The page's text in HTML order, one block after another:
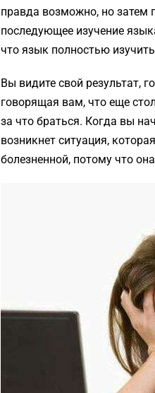
правда возможно, но затем
последующее изучение
что язык полностью
Вы видите свой результат,
говорящая вам, что еще
за что браться. Когда вы
возникнет ситуация,
болезненной, потому что